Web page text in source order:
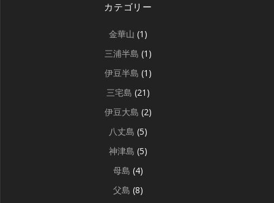
カテゴリー
金華山 (1)
三浦半島 (1)
伊豆半島 (1)
三宅島 (21)
伊豆大島 (2)
八丈島 (5)
神津島 (5)
母島 (4)
父島 (8)